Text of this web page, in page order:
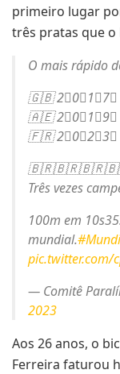
primeiro lugar
três pratas que o
O mais rápido
🇬🇧 2⃣0⃣1⃣7⃣
🇦🇪 2⃣0⃣1⃣9⃣
🇫🇷 2⃣0⃣2⃣3⃣
Três vezes
100m em
mundial.
pic.twitter.com/
— Comitê
2023
Aos 26 anos, o
Ferreira faturou